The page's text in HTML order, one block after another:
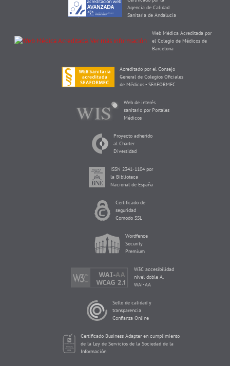
Agencia de Calidad
Sanitaria de Andalucía
Web Médica Acreditada por
el Colegio de Médicos de
Barcelona
Acreditado por el Consejo
General de Colegios Oficiales
de Médicos - SEAFORMEC
Web de interés
sanitario por Portales
Médicos
Proyecto adherido
al Charter
Diversidad
ISSN 2341-1104 por
la Biblioteca
Nacional de España
Certificado de
seguridad
Comodo SSL
Wordfence
Security
Premium
W3C accesibilidad
nivel doble A,
WAI-AA
Sello de calidad y
transparencia
Confianza Online
Certificado Business Adapter en cumplimiento
de la Ley de Servicios de la Sociedad de la
Información